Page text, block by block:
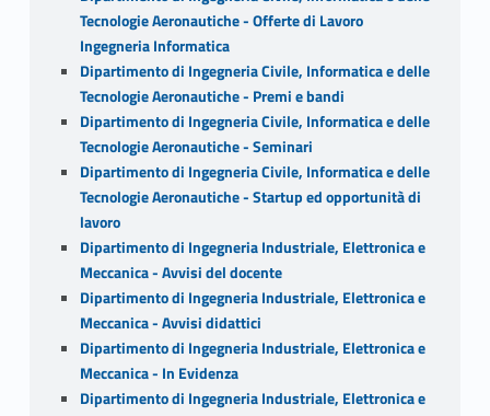
Tecnologie Aeronautiche - Offerte di Lavoro
Ingegneria Informatica
Dipartimento di Ingegneria Civile, Informatica e delle
Tecnologie Aeronautiche - Premi e bandi
Dipartimento di Ingegneria Civile, Informatica e delle
Tecnologie Aeronautiche - Seminari
Dipartimento di Ingegneria Civile, Informatica e delle
Tecnologie Aeronautiche - Startup ed opportunità di
lavoro
Dipartimento di Ingegneria Industriale, Elettronica e
Meccanica - Avvisi del docente
Dipartimento di Ingegneria Industriale, Elettronica e
Meccanica - Avvisi didattici
Dipartimento di Ingegneria Industriale, Elettronica e
Meccanica - In Evidenza
Dipartimento di Ingegneria Industriale, Elettronica e